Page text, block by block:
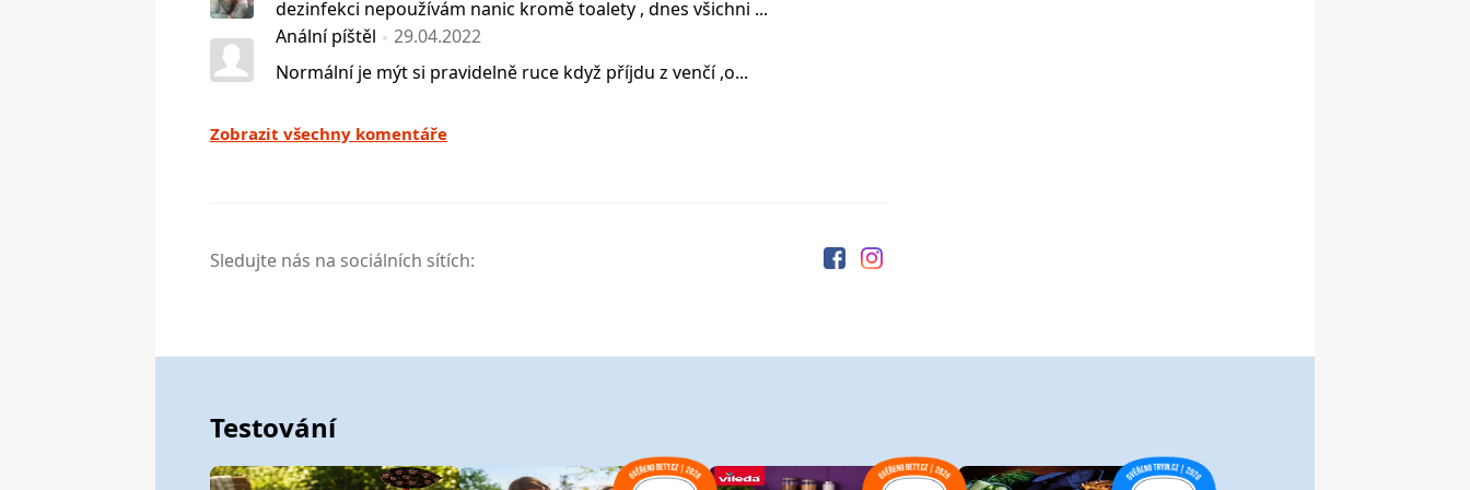
dezinfekci nepoužívám nanic kromě toalety , dnes všichni ...
Anální píštěl
29.04.2022
Normální je mýt si pravidelně ruce když příjdu z venčí ,o...
Zobrazit všechny komentáře
Sledujte nás na sociálních sítích:
Testování